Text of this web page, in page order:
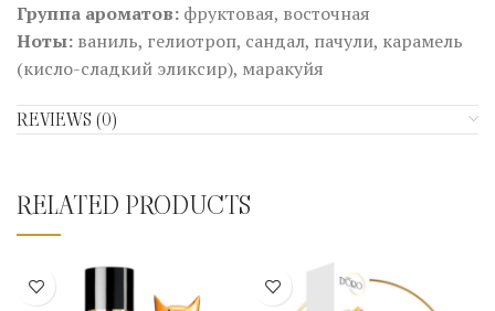
Группа ароматов: фруктовая, восточная
Ноты: ваниль, гелиотроп, сандал, пачули, карамель
(кисло-сладкий эликсир), маракуйя
REVIEWS (0)
RELATED PRODUCTS